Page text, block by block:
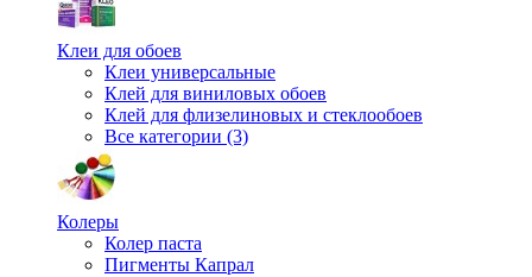
Клеи для обоев
Клеи универсальные
Клей для виниловых обоев
Клей для флизелиновых и стеклообоев
Все категории (3)
Колеры
Колер паста
Пигменты Капрал